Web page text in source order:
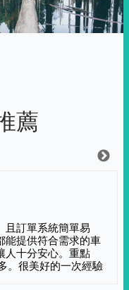
薦
且訂單系統簡單易
能提供符合需求的車
人十分安心。重點
。很美好的一次經驗